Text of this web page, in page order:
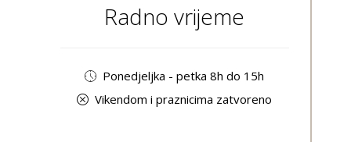
Radno vrijeme
Ponedjeljka - petka 8h do 15h
Vikendom i praznicima zatvoreno